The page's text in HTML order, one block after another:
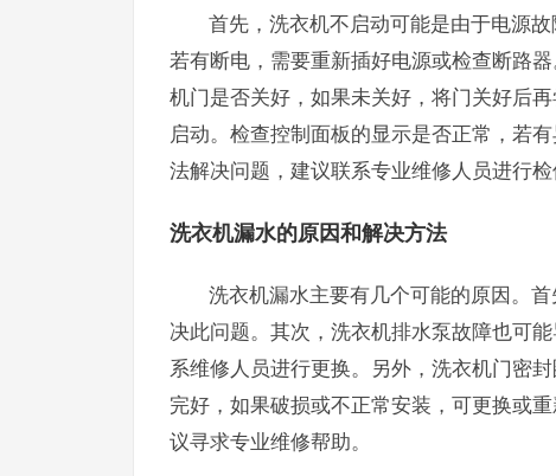
首先，洗衣机不启动可能是由于电源
若有断电，需要重新插好电源或检查断路
机门是否关好，如果未关好，将门关好后
启动。检查控制面板的显示是否正常，若
法解决问题，建议联系专业维修人员进行检
洗衣机漏水的原因和解决方法
洗衣机漏水主要有几个可能的原因。
决此问题。其次，洗衣机排水泵故障也可
系维修人员进行更换。另外，洗衣机门密
完好，如果破损或不正常安装，可更换或
议寻求专业维修帮助。